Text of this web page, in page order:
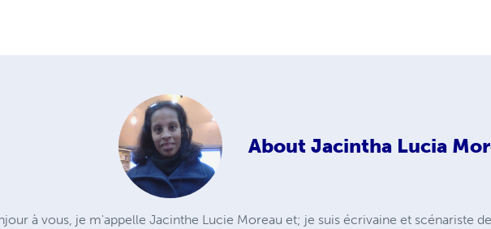
About Jacintha Lucia
à vous, je m'appelle Jacinthe Lucie Moreau et; je suis écrivaine et scénariste